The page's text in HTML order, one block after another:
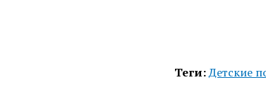
Теги:Детские